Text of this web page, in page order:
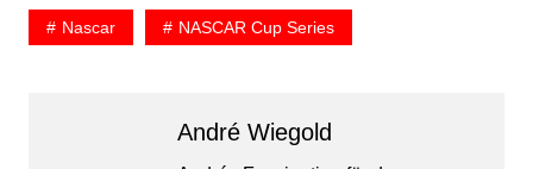
Nascar NASCAR Cup Series
André Wiegold